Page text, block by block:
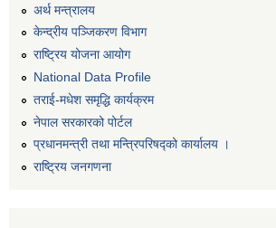
अर्थ मन्त्रालय
केन्द्रीय पञ्जिकरण विभाग
राष्ट्रिय योजना आयोग
National Data Profile
तराई-मधेश समृद्धि कार्यक्रम
नेपाल सरकारको पोर्टल
प्रधानमन्त्री तथा मन्त्रिपरिषद्को कार्यालय ।
राष्ट्रिय जनगणना